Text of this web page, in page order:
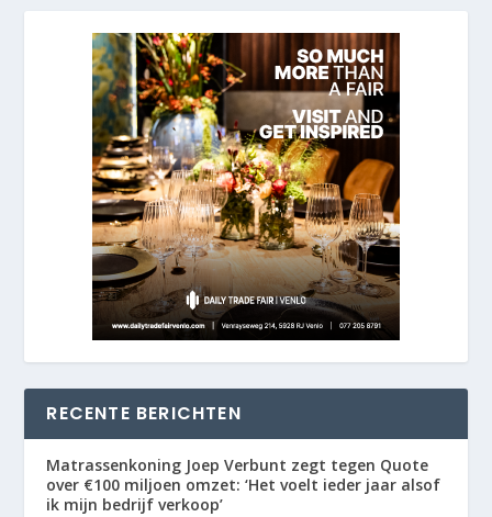
RECENTE BERICHTEN
Matrassenkoning Joep Verbunt zegt tegen Quote
over €100 miljoen omzet: ‘Het voelt ieder jaar alsof
ik mijn bedrijf verkoop’